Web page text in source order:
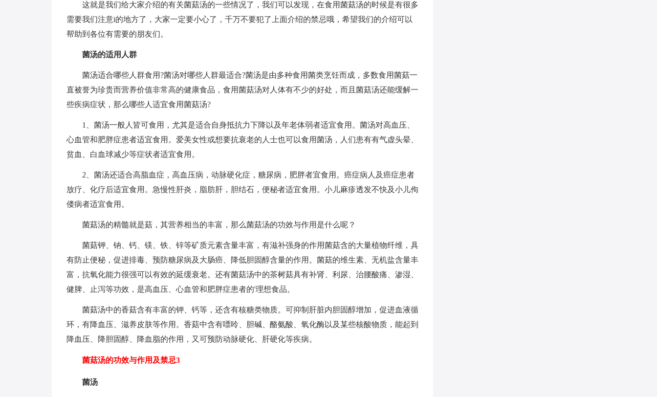
这就是我们给大家介绍的有关菌菇汤的一些情况了，我们可以发现，在食用菌菇汤的时候是有很多
需要我们注意i的地方了，大家一定要小心了，千万不要犯了上面介绍的禁忌哦，希望我们的介绍可以
帮助到各位有需要的朋友们。
菌汤的适用人群
菌汤适合哪些人群食用?菌汤对哪些人群最适合?菌汤是由多种食用菌类烹饪而成，多数食用菌菇一
直被誉为珍贵而营养价值非常高的健康食品，食用菌菇汤对人体有不少的好处，而且菌菇汤还能缓解一
些疾病症状，那么哪些人适宜食用菌菇汤?
1、菌汤一般人皆可食用，尤其是适合自身抵抗力下降以及年老体弱者适宜食用。菌汤对高血压、
心血管和肥胖症患者适宜食用。爱美女性或想要抗衰老的人士也可以食用菌汤，人们患有有气虚头晕、
贫血、白血球减少等症状者适宜食用。
2、菌汤还适合高脂血症，高血压病，动脉硬化症，糖尿病，肥胖者宜食用。癌症病人及癌症患者
放疗、化疗后适宜食用。急慢性肝炎，脂肪肝，胆结石，便秘者适宜食用。小儿麻疹透发不快及小儿佝
偻病者适宜食用。
菌菇汤的精髓就是菇，其营养相当的丰富，那么菌菇汤的功效与作用是什么呢？
菌菇钾、钠、钙、镁、铁、锌等矿质元素含量丰富，有滋补强身的作用菌菇含的大量植物纤维，具
有防止便秘，促进排毒、预防糖尿病及大肠癌、降低胆固醇含量的作用。菌菇的维生素、无机盐含量丰
富，抗氧化能力很强可以有效的延缓衰老。还有菌菇汤中的茶树菇具有补肾、利尿、治腰酸痛、渗湿、
健脾、止泻等功效，是高血压、心血管和肥胖症患者的'理想食品。
菌菇汤中的香菇含有丰富的钾、钙等，还含有核糖类物质。可抑制肝脏内胆固醇增加，促进血液循
环，有降血压、滋养皮肤等作用。香菇中含有嘌呤、胆碱、酪氨酸、氧化酶以及某些核酸物质，能起到
降血压、降胆固醇、降血脂的作用，又可预防动脉硬化、肝硬化等疾病。
菌菇汤的功效与作用及禁忌3
菌汤